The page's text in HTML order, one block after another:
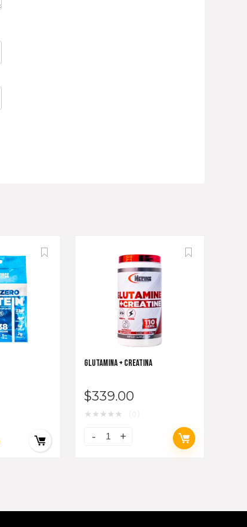
GLUTAMINA + CREATINA
$339.00
★★★★★